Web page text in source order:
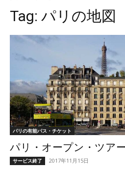
Tag: パリの地図
パリの有能パス・チケット
パリ・オープン・ツア
サービス終了 2017年11月15日